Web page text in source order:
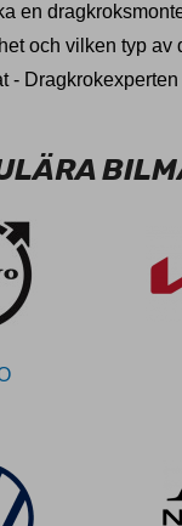
en
och vilken typ av
-